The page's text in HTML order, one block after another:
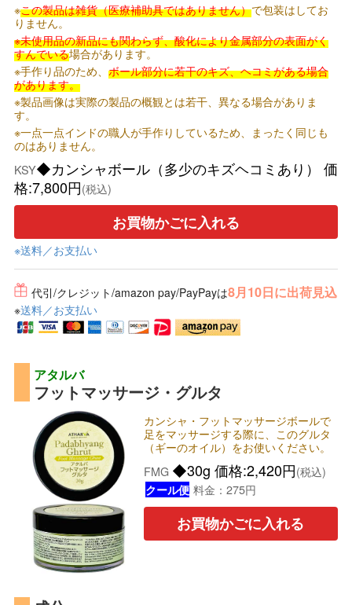
※この製品は雑貨（医療補助具ではありません）で包装はしてお
りません。
※未使用品の新品にも関わらず、酸化により金属部分の表面がく
すんでいる場合があります。
※手作り品のため、 ボール部分に若干のキズ、ヘコミがある場合
があります。
※製品画像は実際の製品の概観とは若干、異なる場合がありま
す。
※一点一点インドの職人が手作りしているため、まったく同じも
のはありません。
KSY◆カンシャボール（多少のキズヘコミあり） 価
格:7,800円(税込)
お買物かごに入れる
※送料／お支払い
代引/クレジット/amazon pay/PayPayは8月10日に出荷見込
※送料／お支払い
アタルバ
フットマッサージ・グルタ
カンシャ・フットマッサージボールで
足をマッサージする際に、このグルタ
（ギーのオイル）をお使いください。
FMG ◆30g 価格:2,420円(税込)
クール便 料金：275円
お買物かごに入れる